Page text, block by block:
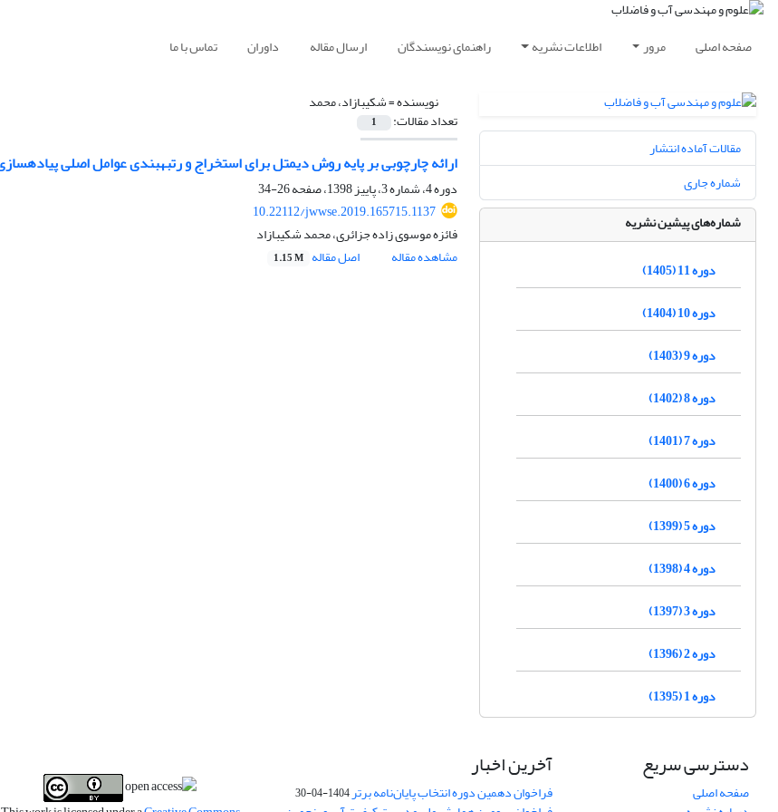
صفحه اصلی مرور اطلاعات نشریه راهنمای نویسندگان ارسال مقاله داوران تماس با ما
نویسنده =شکیبازاد، محمد
تعداد مقالات: 1
ارائه چارچوبی بر پایه روش دیمتل برای استخراج و رتبه‎بندی عوامل اصلی پیاده‎سازی موفق مدیریت دانش در شرکت‌های آب و فاضلاب شهری
دوره 4، شماره 3، پاییز 1398، صفحه
26-34
10.22112/jwwse.2019.165715.1137
فائزه موسوی زاده جزائری، محمد شکیبازاد
مشاهده مقاله
اصل مقاله 1.15 M
مقالات آماده انتشار
شماره جاری
شماره‌های پیشین نشریه
دوره 11 (1405)
دوره 10 (1404)
دوره 9 (1403)
دوره 8 (1402)
دوره 7 (1401)
دوره 6 (1400)
دوره 5 (1399)
دوره 4 (1398)
دوره 3 (1397)
دوره 2 (1396)
دوره 1 (1395)
دسترسی سریع
صفحه اصلی
آخرین اخبار
فراخوان دهمین دوره انتخاب پایان‌نامه برتر1404-04-30